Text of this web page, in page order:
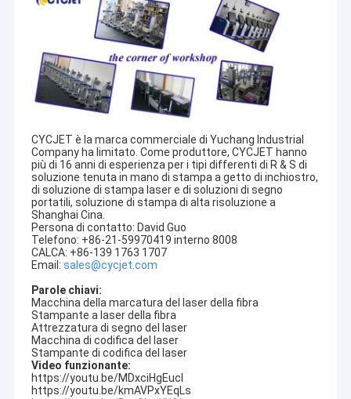
Giro della fabbrica
Controllo di qualità
Richieda una citazione
Stampante a getto di inchiostro tenuta in mano
Stampante a getto di inchiostro industriale
Macchina della marcatura del laser
macchina di codifica e di segno
stampante a getto di inchiostro di alta risoluzione
CYCJET è la marca commerciale di Yuchang Industrial
Company ha limitato. Come produttore, CYCJET hanno
più di 16 anni di esperienza per i tipi differenti di R & S di
soluzione tenuta in mano di stampa a getto di inchiostro,
di soluzione di stampa laser e di soluzioni di segno
portatili, soluzione di stampa di alta risoluzione a
Shanghai Cina.
Persona di contatto: David Guo
Telefono: +86-21-59970419 interno 8008
CALCA: +86-139 1763 1707
Email: sales@cycjet.com
Parole chiavi:
Macchina della marcatura del laser della fibra
Stampante a laser della fibra
Attrezzatura di segno del laser
Macchina di codifica del laser
Stampante di codifica del laser
Video funzionante:
https://youtu.be/MDxciHgEucI
https://youtu.be/kmAVPxYEqLs
SHANGHAI YUCHANG CO. INDUSTRIALE, srl
CYCJET---Stampante a getto di inchiostro tenuta in mano
professionista e produttore di segno portatile della soluzione
situati a Shanghai, Cina.
CYCJETconta sulla sede sociale che ha esperti con più di